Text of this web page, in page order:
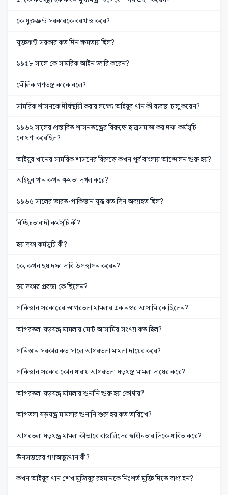
কে যুক্তফ্রন্ট সরকারকে বরখাস্ত করে?
যুক্তফ্রন্ট সরকার কত দিন ক্ষমতায় ছিল?
১৯৫৮ সালে কে সামরিক আইন জারি করেন?
মৌলিক গণতন্ত্র কাকে বলে?
সামরিক শাসনকে দীর্ঘস্থায়ী করার লক্ষ্যে আইয়ুব খান কী ব্যবস্থা চালু করেন?
১৯৬২ সালের প্রস্তাবিত শাসনতন্ত্রের বিরুদ্ধে ছাত্রসমাজ কয় দফা কর্মসূচি
ঘোষণা করেছিল?
আইয়ুব খানের সামরিক শাসনের বিরুদ্ধে কখন পূর্ব বাংলায় আন্দোলন শুরু হয়?
আইয়ুব খান কখন ক্ষমতা দখল করে?
১৯৬৫ সালের ভারত-পাকিস্তান যুদ্ধ কত দিন অব্যাহত ছিল?
বিচ্ছিন্নতাবাদী কর্মসূচি কী?
ছয় দফা কর্মসূচি কী?
কে, কখন ছয় দফা দাবি উপস্থাপন করেন?
ছয় দফার প্রবস্তা কে ছিলেন?
পাকিস্তান সরকারের আগরতলা মামলার এক নম্বর আসামি কে ছিলেন?
আগরতলা ষড়যন্ত্র মামলায় মোট আসামির সংখ্যা কত ছিল?
পানিস্তান সরকার কত সালে আগরতলা মামলা দায়ের করে?
পাকিস্তান সরকার কোন ধারায় আগরতলা ষড়যন্ত্র মামলা দায়ের করে?
আগরতলা ষড়যন্ত্র মামলার শুনানি শুরু হয় কোথায়?
আগতলা ষড়যন্ত্র মামলার শুনানি শুরু হয় কত তারিখে?
আগরতলা ষড়যন্ত্র মামলা কীভাবে বাঙালিদের স্বাধীনতার দিকে ধাবিত করে?
উনসত্তরের গণঅভ্যুত্থান কী?
কখন আইয়ুব খান শেখ মুজিবুর রহমানকে নিঃশর্ত মুক্তি দিতে বাধ্য হন?